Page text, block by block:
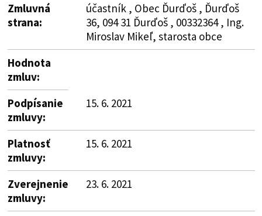
Zmluvná
strana:
účastník , Obec Ďurďoš , Ďurďoš
36, 094 31 Ďurďoš , 00332364 , Ing.
Miroslav Mikeľ, starosta obce
Hodnota
zmluv:
Podpísanie
zmluvy:
15. 6. 2021
Platnosť
zmluvy:
15. 6. 2021
Zverejnenie
zmluvy:
23. 6. 2021